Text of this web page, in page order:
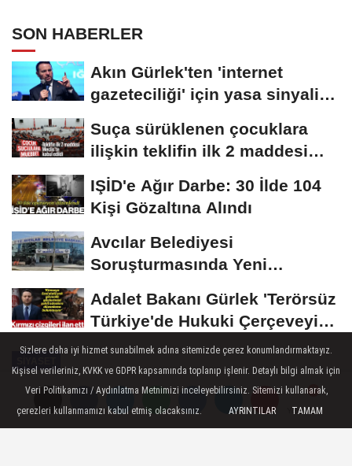
Yorumlar
SON HABERLER
Akın Gürlek'ten 'internet
gazeteciliği' için yasa sinyali:
Suça sürüklenen çocuklara
ilişkin teklifin ilk 2 maddesi
kabul edildi
IŞİD'e Ağır Darbe: 30 İlde 104
Kişi Gözaltına Alındı
Avcılar Belediyesi
Soruşturmasında Yeni
Adalet Bakanı Gürlek 'Terörsüz
Türkiye'de Hukuki Çerçeveyi
Çizdi:...
Yayınlanma: 21 Mayıs 2026 - 18:21
CHP için mutlak butlan kararı çıktı
Yorumlar
Sizlere daha iyi hizmet sunabilmek adına sitemizde çerez konumlandırmaktayız.
Kişisel verileriniz, KVKK ve GDPR kapsamında toplanıp işlenir. Detaylı bilgi almak için
Veri Politikamızı / Aydınlatma Metnimizi inceleyebilirsiniz. Sitemizi kullanarak,
çerezleri kullanmamızı kabul etmiş olacaksınız.
AYRINTILAR TAMAM